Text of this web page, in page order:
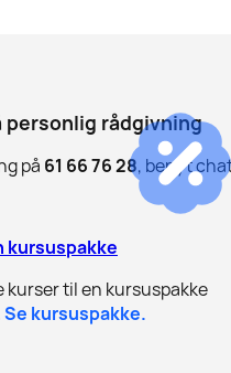
personlig rådgivning
på 61 66 76 28, benyt
kursuspakke
kurser til en kursuspakke
Se kursuspakke.